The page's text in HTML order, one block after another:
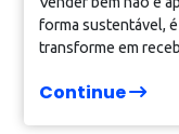
2026 chamaram
Bruto (PIB)
Continue